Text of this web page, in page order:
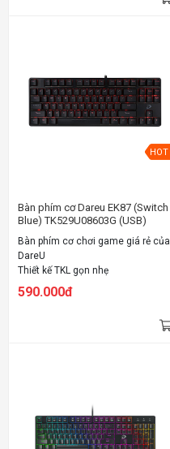
HOT
Bàn phím cơ Dareu EK87 (Switch
Blue) TK529U08603G (USB)
Bàn phím cơ chơi game giá rẻ của
DareU
Thiết kế TKL gọn nhẹ
Sử dụng Switch "D" cho cảm giác
gõ tốt
590.000đ